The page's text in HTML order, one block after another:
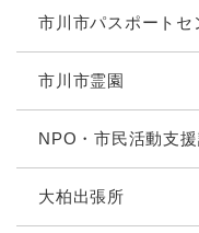
市川市パスポートセ
市川市霊園
NPO・市民活動支
大柏出張所